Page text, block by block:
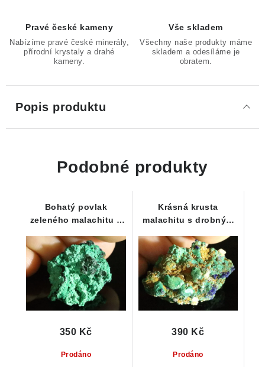
Pravé české kameny
Nabízíme pravé české minerály,
přírodní krystaly a drahé
kameny.
Vše skladem
Všechny naše produkty máme
skladem a odesíláme je
obratem.
Popis produktu
Podobné produkty
Bohatý povlak
zeleného malachitu s
azuritem
Prodáno
350 Kč
Krásná krusta
malachitu s drobným
Prodáno
390 Kč